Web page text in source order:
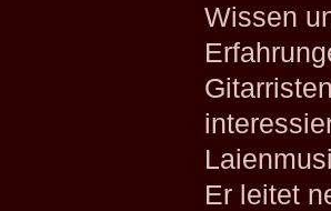
Wissen
Er leitet